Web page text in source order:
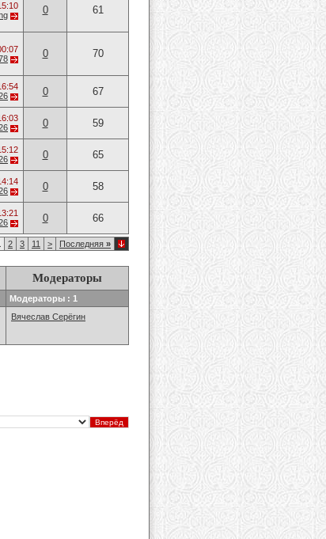
0 61
0 70
0 67
0 59
0 65
0 58
0 66
2 3 11 > Последняя »
Модераторы
Модераторы : 1
Вячеслав Серёгин